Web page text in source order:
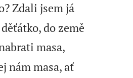
Zdali jsem já
do země
masa,
nám masa, ať